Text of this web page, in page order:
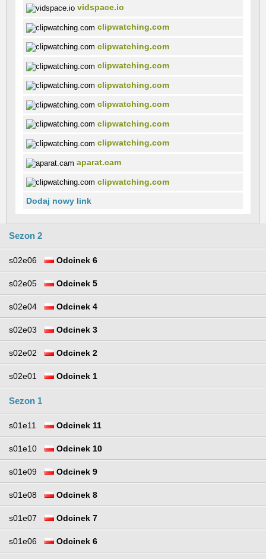
vidspace.io
clipwatching.com
clipwatching.com
clipwatching.com
clipwatching.com
clipwatching.com
clipwatching.com
clipwatching.com
aparat.cam
clipwatching.com
Dodaj nowy link
Sezon 2
s02e06 Odcinek 6
s02e05 Odcinek 5
s02e04 Odcinek 4
s02e03 Odcinek 3
s02e02 Odcinek 2
s02e01 Odcinek 1
Sezon 1
s01e11 Odcinek 11
s01e10 Odcinek 10
s01e09 Odcinek 9
s01e08 Odcinek 8
s01e07 Odcinek 7
s01e06 Odcinek 6